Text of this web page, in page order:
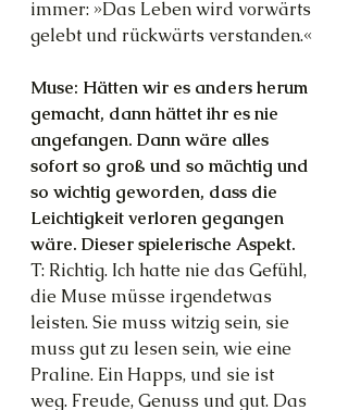
immer: »Das Leben wird vorwärts
gelebt und rückwärts verstanden.«
Muse: Hätten wir es anders herum
gemacht, dann hättet ihr es nie
angefangen. Dann wäre alles
sofort so groß und so mächtig und
so wichtig geworden, dass die
Leichtigkeit verloren gegangen
wäre. Dieser spielerische Aspekt.
T: Richtig. Ich hatte nie das Gefühl,
die Muse müsse irgendetwas
leisten. Sie muss witzig sein, sie
muss gut zu lesen sein, wie eine
Praline. Ein Happs, und sie ist
weg. Freude, Genuss und gut. Das